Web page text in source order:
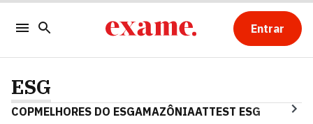
Entrar
ESG
COPMELHORES DO ESGAMAZÔNIAATTEST ESG